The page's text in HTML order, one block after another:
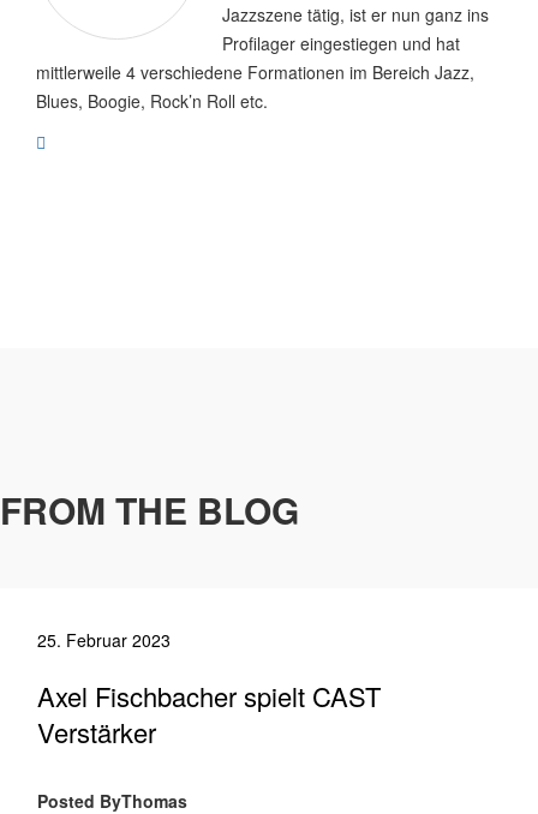
Jazzszene tätig, ist er nun ganz ins
Profilager eingestiegen und hat
mittlerweile 4 verschiedene Formationen im Bereich Jazz,
Blues, Boogie, Rock’n Roll etc.
FROM THE BLOG
25. Februar 2023
Axel Fischbacher spielt CAST
Verstärker
Posted ByThomas